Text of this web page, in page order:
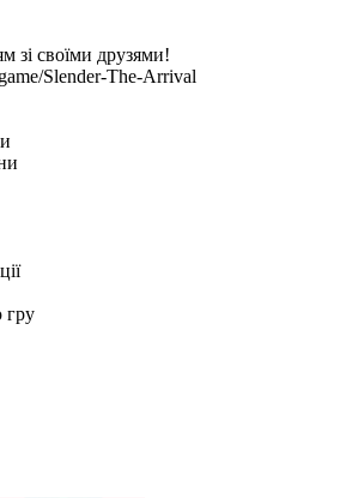
зі своїми друзями!
Slender-The-Arrival
гру